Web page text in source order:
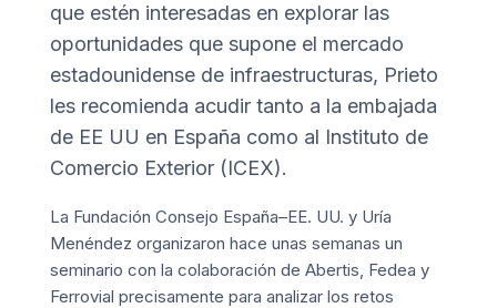
que estén interesadas en explorar las
oportunidades que supone el mercado
estadounidense de infraestructuras, Prieto
les recomienda acudir tanto a la embajada
de EE UU en España como al Instituto de
Comercio Exterior (ICEX).
La Fundación Consejo España–EE. UU. y Uría
Menéndez organizaron hace unas semanas un
seminario con la colaboración de Abertis, Fedea y
Ferrovial precisamente para analizar los retos